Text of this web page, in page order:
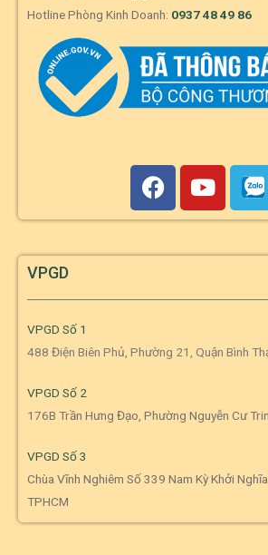
Hotline Phòng Kinh Doanh: 0937 48 49 86
VPGD
VPGD Số 1
488 Điện Biên Phủ, Phường 21, Quận Bình
VPGD Số 2
176B Trần Hưng Đạo, Phường Nguyễn Cư
VPGD Số 3
Chùa Vĩnh Nghiêm Số 339 Nam Kỳ Khởi
TPHCM